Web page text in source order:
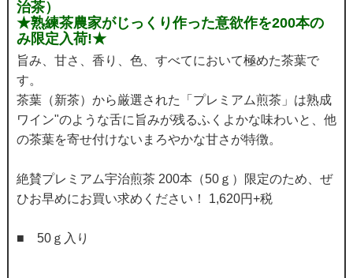
治茶）
★熟練茶農家がじっくり作った意欲作を200本の
み限定入荷!★
旨み、甘さ、香り、色、すべてにおいて極めた茶葉で
す。
茶葉（新茶）から厳選された「プレミアム煎茶」は熟成
ワイン"のような舌に旨みが残るふくよかな味わいと、他
の茶葉を寄せ付けないまろやかな甘さが特徴。
絶賛プレミアム宇治煎茶 200本（50ｇ）限定のため、ぜ
ひお早めにお買い求めください！ 1,620円+税
■ 50ｇ入り